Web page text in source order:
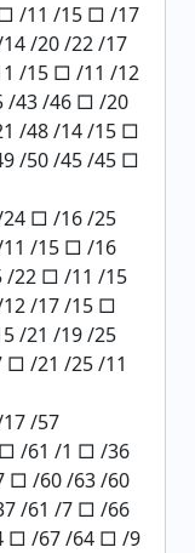
/11 /15 □ /17
/20 /22 /17
/15 □ /11 /12
/43 /46 □ /20
/48 /14 /15 □
/50 /45 /45 □
□ /16 /25
/15 □ /16
/22 □ /11 /15
/17 /15 □
/21 /19 /25
□ /21 /25 /11
/57
/61 /1 □ /36
□ /60 /63 /60
/61 /7 □ /66
□ /67 /64 □ /9